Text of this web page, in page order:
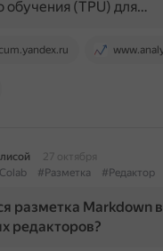
обучения (TPU) для…
27 октября
#Разметка #Редактор
разметка Markdown
редакторов?